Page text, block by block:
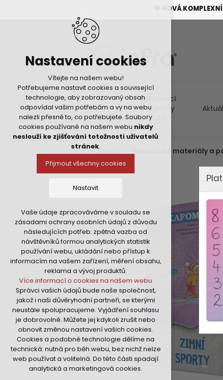
🩷 NOVÁ
Nastavení cookies
Vítejte na našem webu!
Potřebujeme nastavit cookies a související
technologie, aby zobrazovaný obsah
odpovídal vašim potřebám a vy na webu
nalezli přesně to, co potřebujete. Soubory
cookies používané na našem webu nikdy
neslouží ke zjišťování totožnosti uživatelů
stránek.
Přijmout všechny cookies
Nastavit
Technická cookies
nutná pro provozování webu
udržení kontextu stránek (session):
případná přihlášení, volby jazyka, apod.
Volitelná cookies
analytická pro anonymizované
vyhodnocení návštěvnosti
marketingová cookies (Google,Hotjar,Sklik)
Více informací o cookies na našem webu
Přijmout všechny cookies
Odmítnout vše
Vaše údaje zpracováváme v souladu se
zásadami ochrany osobních údajů z důvodu
následujících potřeb: zpětná vazba od
návštěvníků formou analytických statistik
používání webu, ukládání nebo přístup k
informacím na vašem zařízení, měření obsahu,
reklama a vývoj produktů.
Více informací o cookies na našem webu
Správci vašich údajů bude naše společnost,
jakož i naši důvěryhodní partneři, se kterými
neustále spolupracujeme. Vyjádření souhlasu
je dobrovolné. Můžete jej kdykoli zrušit nebo
obnovit změnou nastavení vašich cookies.
Cookies a podobné technologie dělíme na
technická: nutná pro běh webu, bez nichž nelze
web používat a volitelná. Do této části spadají
analytická a marketingová cookies.
Vzdělávací
programy
DVPP
Domů Metodické materiály a